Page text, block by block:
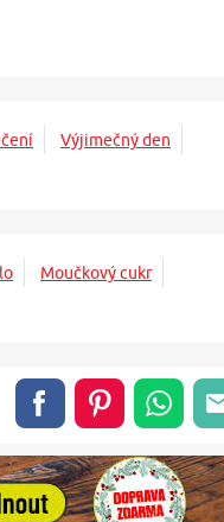
Výjimečný den
Moučkový cukr